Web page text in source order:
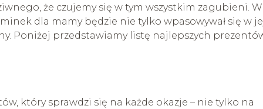
że czujemy się w tym wszystkim zagubieni. W
dla mamy będzie nie tylko wpasowywał się w
Poniżej przedstawiamy listę najlepszych
który sprawdzi się na każde okazje – nie tylko na